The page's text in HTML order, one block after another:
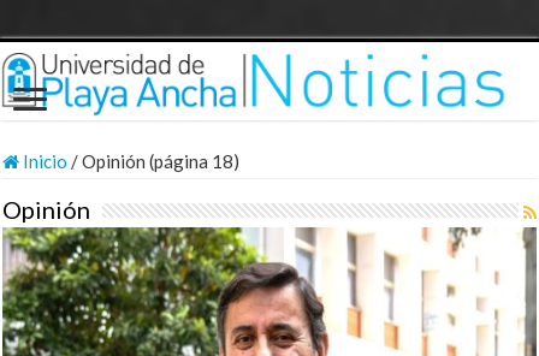
Inicio /Opinión (página 18)
Opinión